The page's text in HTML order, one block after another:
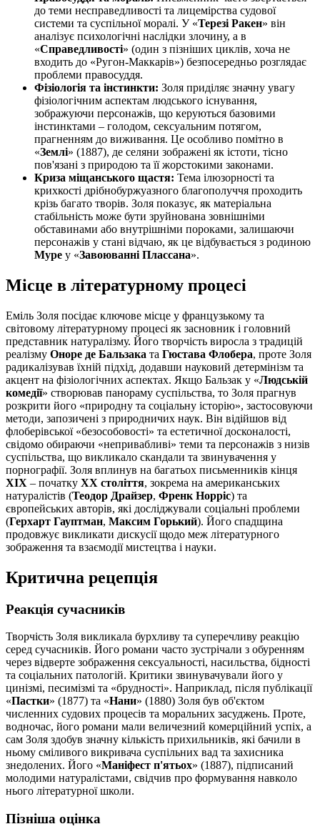
до теми несправедливості та лицемірства судової
системи та суспільної моралі. У «Терезі Ракен» він
аналізує психологічні наслідки злочину, а в
«Справедливості» (один з пізніших циклів, хоча не
входить до «Ругон-Маккарів») безпосередньо розглядає
проблеми правосуддя.
Фізіологія та інстинкти: Золя приділяє значну увагу
фізіологічним аспектам людського існування,
зображуючи персонажів, що керуються базовими
інстинктами – голодом, сексуальним потягом,
прагненням до виживання. Це особливо помітно в
«Землі» (1887), де селяни зображені як істоти, тісно
пов'язані з природою та її жорстокими законами.
Криза міщанського щастя: Тема ілюзорності та
крихкості дрібнобуржуазного благополуччя проходить
крізь багато творів. Золя показує, як матеріальна
стабільність може бути зруйнована зовнішніми
обставинами або внутрішніми пороками, залишаючи
персонажів у стані відчаю, як це відбувається з родиною
Муре у «Завоюванні Плассана».
Місце в літературному процесі
Еміль Золя посідає ключове місце у французькому та
світовому літературному процесі як засновник і головний
представник натуралізму. Його творчість виросла з традицій
реалізму Оноре де Бальзака та Гюстава Флобера, проте Золя
радикалізував їхній підхід, додавши науковий детермінізм та
акцент на фізіологічних аспектах. Якщо Бальзак у «Людській
комедії» створював панораму суспільства, то Золя прагнув
розкрити його «природну та соціальну історію», застосовуючи
методи, запозичені з природничих наук. Він відійшов від
флоберівської «безособовості» та естетичної досконалості,
свідомо обираючи «непривабливі» теми та персонажів з низів
суспільства, що викликало скандали та звинувачення у
порнографії. Золя вплинув на багатьох письменників кінця
XIX – початку XX століття, зокрема на американських
натуралістів (Теодор Драйзер, Френк Норріс) та
європейських авторів, які досліджували соціальні проблеми
(Герхарт Гауптман, Максим Горький). Його спадщина
продовжує викликати дискусії щодо меж літературного
зображення та взаємодії мистецтва і науки.
Критична рецепція
Реакція сучасників
Творчість Золя викликала бурхливу та суперечливу реакцію
серед сучасників. Його романи часто зустрічали з обуренням
через відверте зображення сексуальності, насильства, бідності
та соціальних патологій. Критики звинувачували його у
цинізмі, песимізмі та «брудності». Наприклад, після публікації
«Пастки» (1877) та «Нани» (1880) Золя був об'єктом
численних судових процесів та моральних засуджень. Проте,
водночас, його романи мали величезний комерційний успіх, а
сам Золя здобув значну кількість прихильників, які бачили в
ньому сміливого викривача суспільних вад та захисника
знедолених. Його «Маніфест п'ятьох» (1887), підписаний
молодими натуралістами, свідчив про формування навколо
нього літературної школи.
Пізніша оцінка